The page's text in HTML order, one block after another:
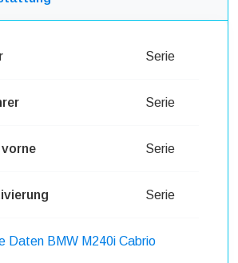
Serie
Serie
Serie
Serie
Daten BMW M240i Cabrio